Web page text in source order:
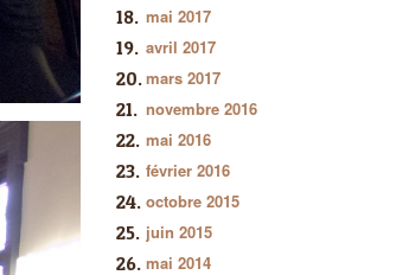
mai 2017
avril 2017
mars 2017
novembre 2016
mai 2016
février 2016
octobre 2015
juin 2015
mai 2014